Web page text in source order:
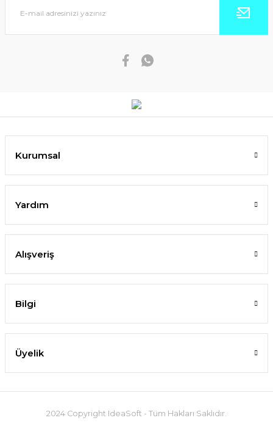
Kurumsal
Yardım
Alışveriş
Bilgi
Üyelik
2024 Copyright IdeaSoft - Tüm Hakları Saklıdır.